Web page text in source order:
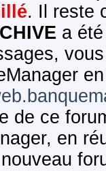
. Il reste
a
de ce
en